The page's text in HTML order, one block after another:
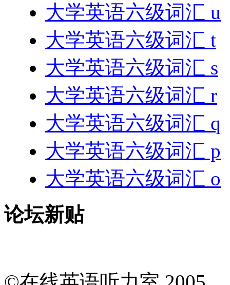
大学英语六级词汇 u
大学英语六级词汇 t
大学英语六级词汇 s
大学英语六级词汇 r
大学英语六级词汇 q
大学英语六级词汇 p
大学英语六级词汇 o
论坛新贴